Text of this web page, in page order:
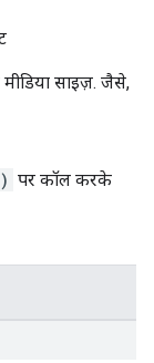
साइज़. जैसे,
पर कॉल करके